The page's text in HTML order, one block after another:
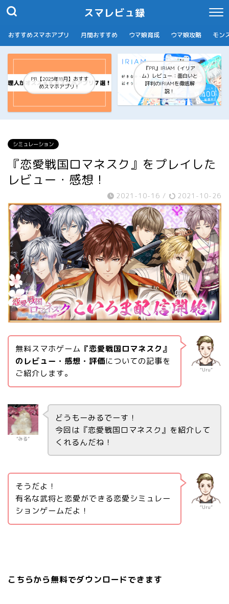
スマレビュ録
おすすめスマホアプリ 月間おすすめ ウマ娘育成 ウマ娘攻略 モン
PR【2025年11月】おすす
めスマホアプリ！
『PR』IRIAM（イリア
ム）レビュー：面白いと
評判のIRIAMを徹底解
説！
シミュレーション
『恋愛戦国ロマネスク』をプレイした
レビュー・感想！
2021-10-16 / 2021-10-26
“Uru”
無料スマホゲーム 『恋愛戦国ロマネスク』
のレビュー・感想・評価についての記事を
ご紹介します。
“みる”
どうもーみるでーす！
今回は『恋愛戦国ロマネスク』を紹介して
くれるんだね！
“Uru”
そうだよ！
有名な武将と恋愛ができる恋愛シミュレー
ションゲームだよ！
こちらから無料でダウンロードできます